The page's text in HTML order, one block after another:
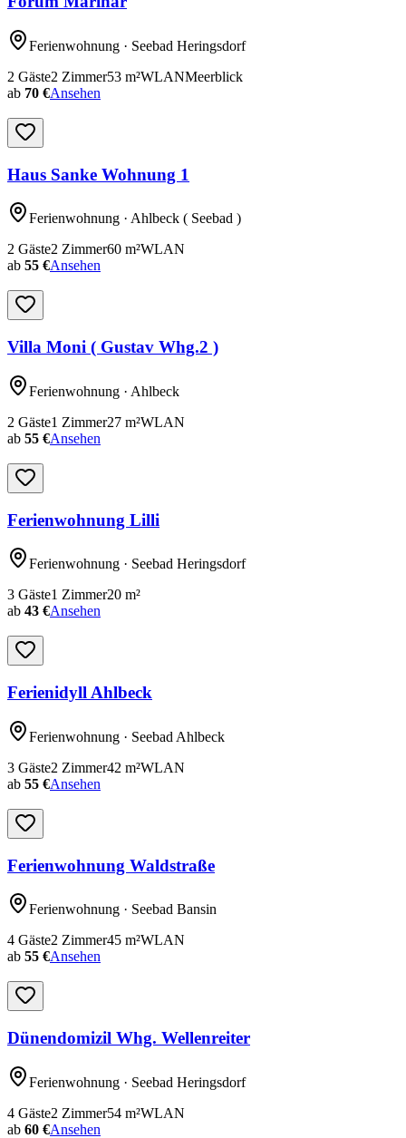
Ferienwohnung · Seebad Heringsdorf
2 Gäste2 Zimmer53 m²WLANMeerblick
ab 70 €Ansehen
Haus Sanke Wohnung 1
Ferienwohnung · Ahlbeck ( Seebad )
2 Gäste2 Zimmer60 m²WLAN
ab 55 €Ansehen
Villa Moni ( Gustav Whg.2 )
Ferienwohnung · Ahlbeck
2 Gäste1 Zimmer27 m²WLAN
ab 55 €Ansehen
Ferienwohnung Lilli
Ferienwohnung · Seebad Heringsdorf
3 Gäste1 Zimmer20 m²
ab 43 €Ansehen
Ferienidyll Ahlbeck
Ferienwohnung · Seebad Ahlbeck
3 Gäste2 Zimmer42 m²WLAN
ab 55 €Ansehen
Ferienwohnung Waldstraße
Ferienwohnung · Seebad Bansin
4 Gäste2 Zimmer45 m²WLAN
ab 55 €Ansehen
Dünendomizil Whg. Wellenreiter
Ferienwohnung · Seebad Heringsdorf
4 Gäste2 Zimmer54 m²WLAN
ab 60 €Ansehen